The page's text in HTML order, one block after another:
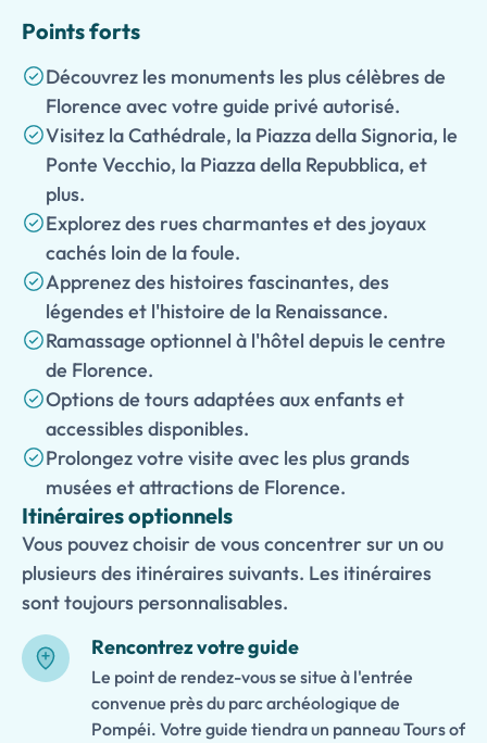
Points forts
Découvrez les monuments les plus célèbres de
Florence avec votre guide privé autorisé.
Visitez la Cathédrale, la Piazza della Signoria, le
Ponte Vecchio, la Piazza della Repubblica, et
plus.
Explorez des rues charmantes et des joyaux
cachés loin de la foule.
Apprenez des histoires fascinantes, des
légendes et l'histoire de la Renaissance.
Ramassage optionnel à l'hôtel depuis le centre
de Florence.
Options de tours adaptées aux enfants et
accessibles disponibles.
Prolongez votre visite avec les plus grands
musées et attractions de Florence.
Itinéraires optionnels
Vous pouvez choisir de vous concentrer sur un ou
plusieurs des itinéraires suivants. Les itinéraires
sont toujours personnalisables.
Rencontrez votre guide
Le point de rendez-vous se situe à l'entrée
convenue près du parc archéologique de
Pompéi. Votre guide tiendra un panneau Tours of